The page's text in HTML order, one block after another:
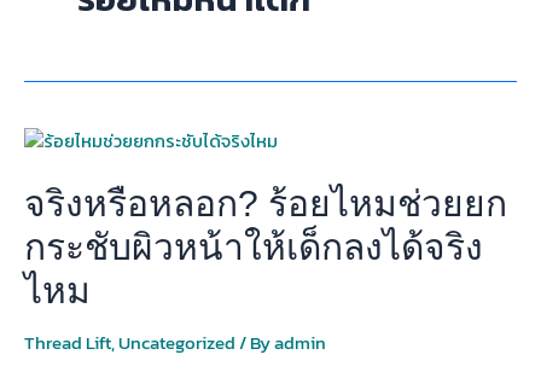
จริงหรือหลอก? ร้อยไหมช่วยยก
กระชับผิวหน้าให้เด็กลงได้จริง
ไหม
Thread Lift,Uncategorized/ Byadmin
จริง
หลอก?
ร้อย
ไหม
ช่วย
ยก
กระชับ